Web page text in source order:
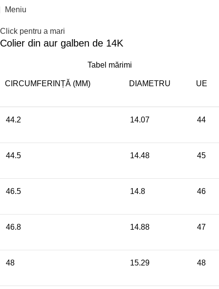
Meniu
Epuizat
Click pentru a mari
Colier din aur galben de 14K
Tabel mărimi
CIRCUMFERINȚĂ (MM) DIAMETRU UE
44.2 14.07 44
44.5 14.48 45
46.5 14.8 46
46.8 14.88 47
48 15.29 48